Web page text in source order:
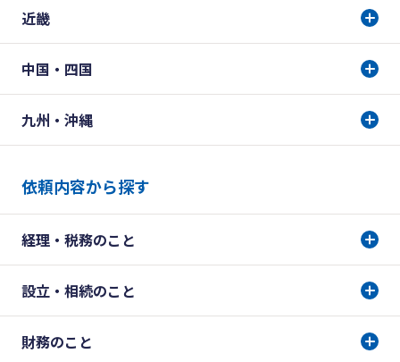
近畿
中国・四国
九州・沖縄
依頼内容から探す
経理・税務のこと
設立・相続のこと
財務のこと